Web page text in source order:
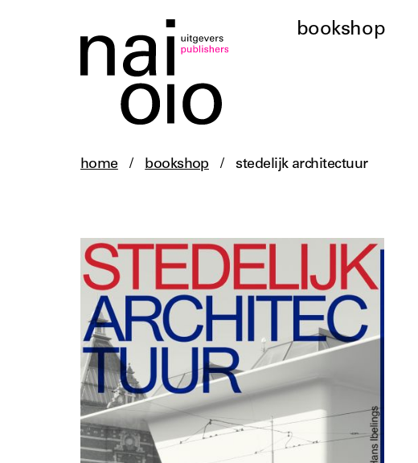
bookshop
home / bookshop / stedelijk architectuur